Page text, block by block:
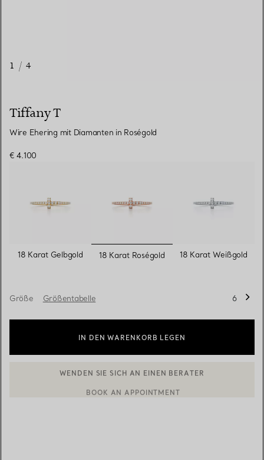
1 / 4
Tiffany T
Wire Ehering mit Diamanten in Roségold
€ 4.100
18 Karat Gelbgold ausgewählt
18 Karat Roségold 18 Karat Weißgold
Größe Größentabelle 6
IN DEN WARENKORB LEGEN